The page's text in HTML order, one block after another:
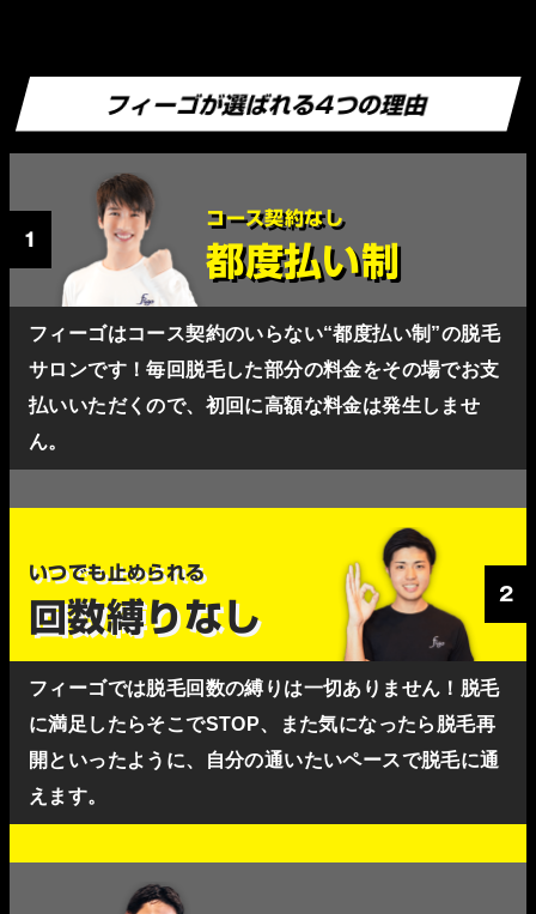
フィーゴが選ばれる4つの理由
1
コース契約なし
都度払い制
フィーゴはコース契約のいらない“都度払い制”の脱毛
サロンです！毎回脱毛した部分の料金をその場でお支
払いいただくので、初回に高額な料金は発生しませ
ん。
いつでも止められる
回数縛りなし
2
フィーゴでは脱毛回数の縛りは一切ありません！脱毛
に満足したらそこでSTOP、また気になったら脱毛再
開といったように、自分の通いたいペースで脱毛に通
えます。